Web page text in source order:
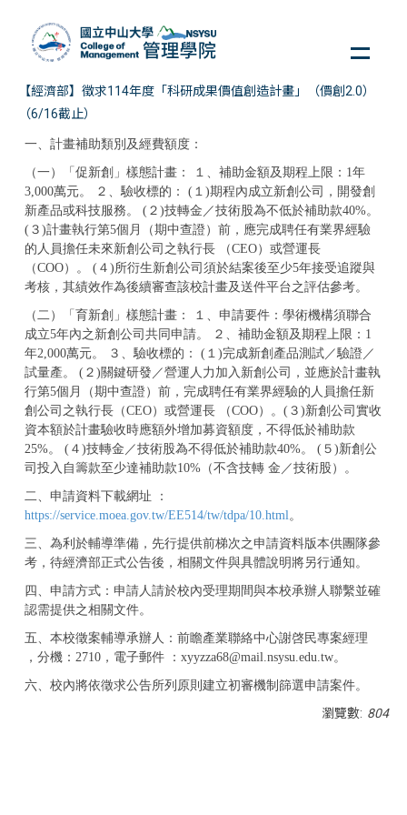
【經濟部】徵求114年度「科研成果價值創造計畫」（價創2.0）
（6/16截止）
一、計畫補助類別及經費額度：
（一）「促新創」樣態計畫： １、補助金額及期程上限：1年
3,000萬元。 ２、驗收標的： (１)期程內成立新創公司，開發創
新產品或科技服務。 (２)技轉金／技術股為不低於補助款40%。
(３)計畫執行第5個月（期中查證）前，應完成聘任有業界經驗
的人員擔任未來新創公司之執行長 （CEO）或營運長
（COO）。 (４)所衍生新創公司須於結案後至少5年接受追蹤與
考核，其績效作為後續審查該校計畫及送件平台之評估參考。
（二）「育新創」樣態計畫： １、申請要件：學術機構須聯合
成立5年內之新創公司共同申請。 ２、補助金額及期程上限：1
年2,000萬元。 ３、驗收標的： (１)完成新創產品測試／驗證／
試量產。 (２)關鍵研發／營運人力加入新創公司，並應於計畫執
行第5個月（期中查證）前，完成聘任有業界經驗的人員擔任新
創公司之執行長（CEO）或營運長 （COO）。(３)新創公司實收
資本額於計畫驗收時應額外增加募資額度，不得低於補助款
25%。 (４)技轉金／技術股為不得低於補助款40%。 (５)新創公
司投入自籌款至少達補助款10%（不含技轉 金／技術股）。
二、申請資料下載網址 ：
https://service.moea.gov.tw/EE514/tw/tdpa/10.html。
三、為利於輔導準備，先行提供前梯次之申請資料版本供團隊參
考，待經濟部正式公告後，相關文件與具體說明將另行通知。
四、申請方式：申請人請於校內受理期間與本校承辦人聯繫並確
認需提供之相關文件。
五、本校徵案輔導承辦人：前瞻產業聯絡中心謝啓民專案經理
，分機：2710，電子郵件 ：xyyzza68@mail.nsysu.edu.tw。
六、校內將依徵求公告所列原則建立初審機制篩選申請案件。
瀏覽數: 804